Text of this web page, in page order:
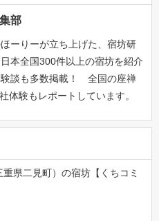
部
ーりーが立ち上げた、宿坊研
本全国300件以上の宿坊を紹介
験談も多数掲載！ 全国の座禅
体験もレポートしています。
重県二見町）の宿坊【くちコミ